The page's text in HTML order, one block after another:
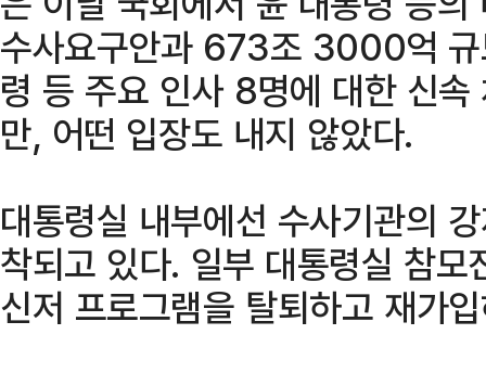
수사요구안과 673조 3000억 규
령 등 주요 인사 8명에 대한 신
만, 어떤 입장도 내지 않았다.
대통령실 내부에선 수사기관의
착되고 있다. 일부 대통령실 참모
신저 프로그램을 탈퇴하고 재가